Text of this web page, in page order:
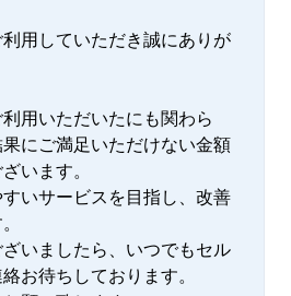
用していただき誠にありが
用いただいたにも関わら
にご満足いただけない金額
います。
いサービスを目指し、改善
いましたら、いつでもセル
お待ちしております。